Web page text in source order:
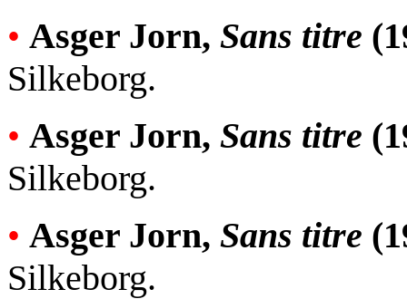
• Asger Jorn, Sans titre
Silkeborg.
• Asger Jorn, Sans titre
Silkeborg.
• Asger Jorn, Sans titre
Silkeborg.